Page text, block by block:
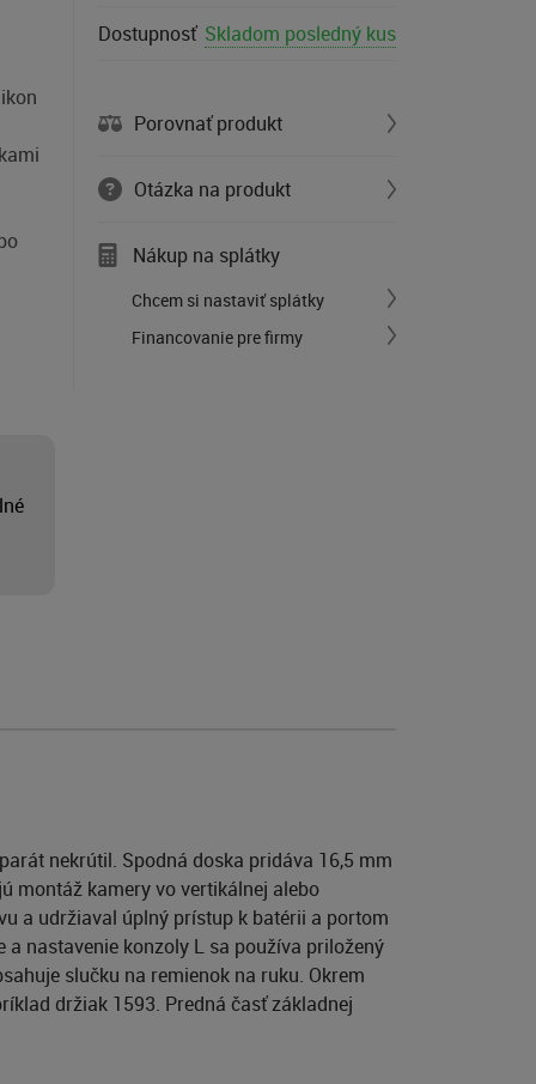
Dostupnosť Skladom posledný kus
Porovnať produkt
Otázka na produkt
Nákup na splátky
Chcem si nastaviť splátky
Financovanie pre firmy
nekrútil. Spodná doska pridáva 16,5 mm
montáž kamery vo vertikálnej alebo
a udržiaval úplný prístup k batérii a portom
nastavenie konzoly L sa používa priložený
slučku na remienok na ruku. Okrem
držiak 1593. Predná časť základnej